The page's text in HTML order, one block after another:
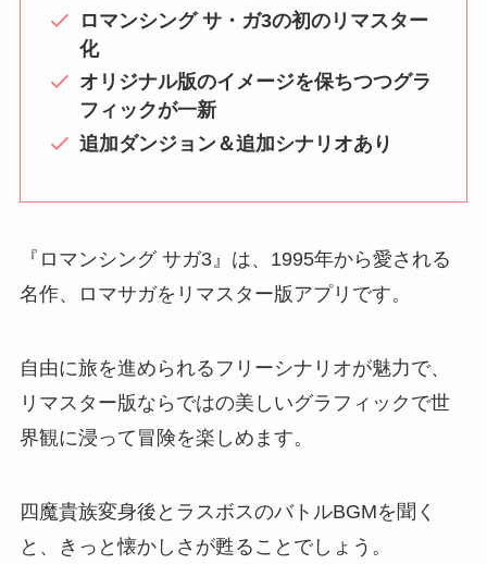
ロマンシング サ・ガ3の初のリマスター
化
オリジナル版のイメージを保ちつつグラ
フィックが一新
追加ダンジョン＆追加シナリオあり
『ロマンシング サガ3』は、1995年から愛される
名作、ロマサガをリマスター版アプリです。
自由に旅を進められるフリーシナリオが魅力で、
リマスター版ならではの美しいグラフィックで世
界観に浸って冒険を楽しめます。
四魔貴族変身後とラスボスのバトルBGMを聞く
と、きっと懐かしさが甦ることでしょう。